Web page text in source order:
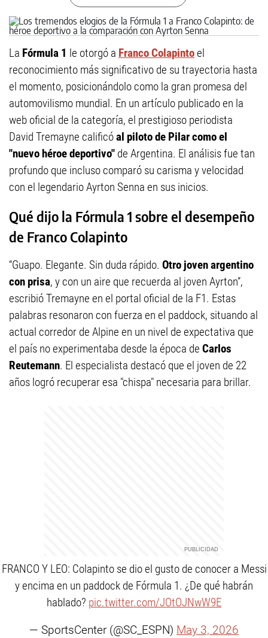
La Fórmula 1 le otorgó a Franco Colapintoel
reconocimiento más significativo de su trayectoria hasta
el momento, posicionándolo como la gran promesa del
automovilismo mundial. En un artículo publicado en la
web oficial de la categoría, el prestigioso periodista
David Tremayne calificóal piloto de Pilar como el
"nuevo héroe deportivo" de Argentina. El análisis fue tan
profundo que incluso comparó su carisma y velocidad
con el legendario Ayrton Senna en sus inicios.
Qué dijo la Fórmula 1 sobre el desempeño
de Franco Colapinto
“Guapo. Elegante. Sin duda rápido. Otro joven argentino
con prisa, y con un aire que recuerda al joven Ayrton”,
escribió Tremayne en el portal oficial de la F1. Estas
palabras resonaron con fuerza en el paddock, situando al
actual corredor de Alpine en un nivel de expectativa que
el país no experimentaba desde la época de Carlos
Reutemann. El especialista destacó que el joven de 22
años logró recuperar esa "chispa" necesaria para brillar.
FRANCO Y LEO: Colapinto se dio el gusto de conocer a Messi
y encima en un paddock de Fórmula 1. ¿De qué habrán
hablado? pic.twitter.com/JOtOJNwW9E
— SportsCenter (@SC_ESPN) May 3, 2026